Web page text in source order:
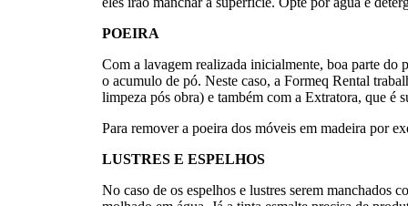
POEIRA
Com a lavagem realizada inicialmente, boa parte
o acumulo de pó. Neste caso, a Formeq Rental
limpeza pós obra) e também com a Extratora, que é
Para remover a poeira dos móveis em madeira por
LUSTRES E ESPELHOS
No caso de os espelhos e lustres serem manchados